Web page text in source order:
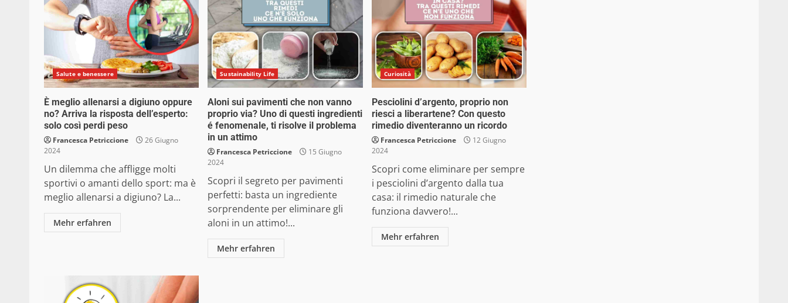
Salute e benessere
È meglio allenarsi a digiuno oppure
no? Arriva la risposta dell’esperto:
solo così perdi peso
Francesca Petriccione
26 Giugno
2024
Un dilemma che affligge molti
sportivi o amanti dello sport: ma è
meglio allenarsi a digiuno? La...
Mehr erfahren
Sustainability Life
Aloni sui pavimenti che non vanno
proprio via? Uno di questi ingredienti
é fenomenale, ti risolve il problema
in un attimo
Francesca Petriccione
15 Giugno
2024
Scopri il segreto per pavimenti
perfetti: basta un ingrediente
sorprendente per eliminare gli
aloni in un attimo!...
Mehr erfahren
Curiosità
Pesciolini d’argento, proprio non
riesci a liberartene? Con questo
rimedio diventeranno un ricordo
Francesca Petriccione
12 Giugno
2024
Scopri come eliminare per sempre
i pesciolini d’argento dalla tua
casa: il rimedio naturale che
funziona davvero!...
Mehr erfahren